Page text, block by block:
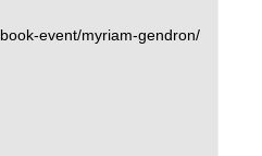
event/myriam-gendron/